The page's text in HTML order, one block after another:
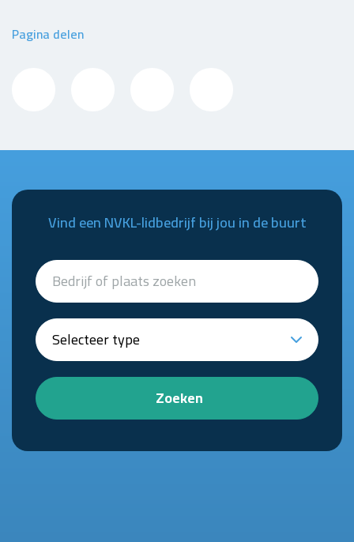
Pagina delen
Vind een NVKL-lidbedrijf bij jou in de buurt
Zoeken